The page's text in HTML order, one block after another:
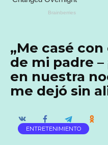
„Me casé
de mi padre –
en nuestra
me dejó sin
ENTRETENIMIENTO